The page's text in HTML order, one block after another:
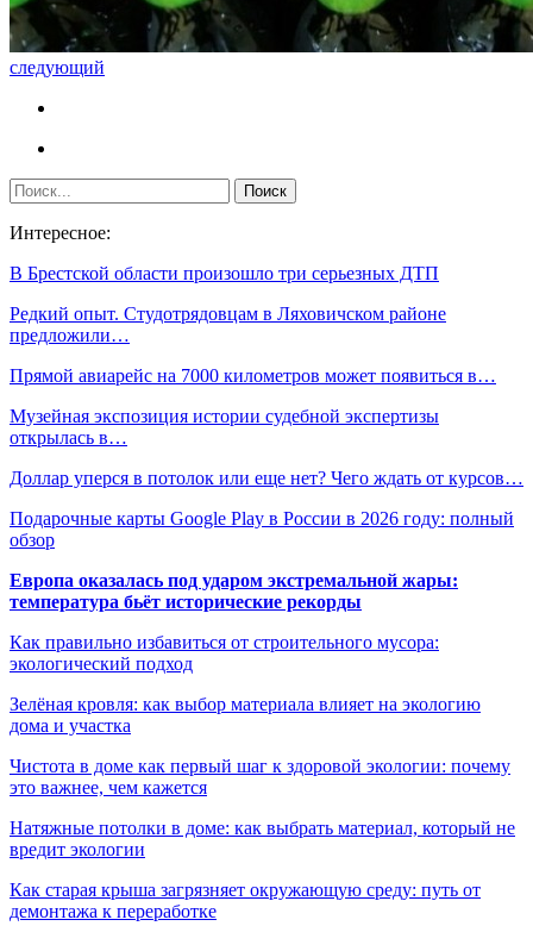
следующий
Интересное:
В Брестской области произошло три серьезных ДТП
Редкий опыт. Студотрядовцам в Ляховичском районе
предложили…
Прямой авиарейс на 7000 километров может появиться в…
Музейная экспозиция истории судебной экспертизы
открылась в…
Доллар уперся в потолок или еще нет? Чего ждать от курсов…
Подарочные карты Google Play в России в 2026 году: полный
обзор
Европа оказалась под ударом экстремальной жары:
температура бьёт исторические рекорды
Как правильно избавиться от строительного мусора:
экологический подход
Зелёная кровля: как выбор материала влияет на экологию
дома и участка
Чистота в доме как первый шаг к здоровой экологии: почему
это важнее, чем кажется
Натяжные потолки в доме: как выбрать материал, который не
вредит экологии
Как старая крыша загрязняет окружающую среду: путь от
демонтажа к переработке